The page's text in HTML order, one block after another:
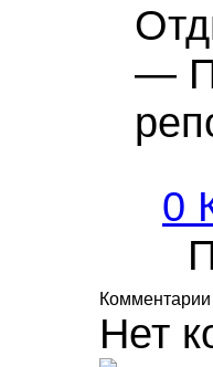
—
0
Комментарии
Нет